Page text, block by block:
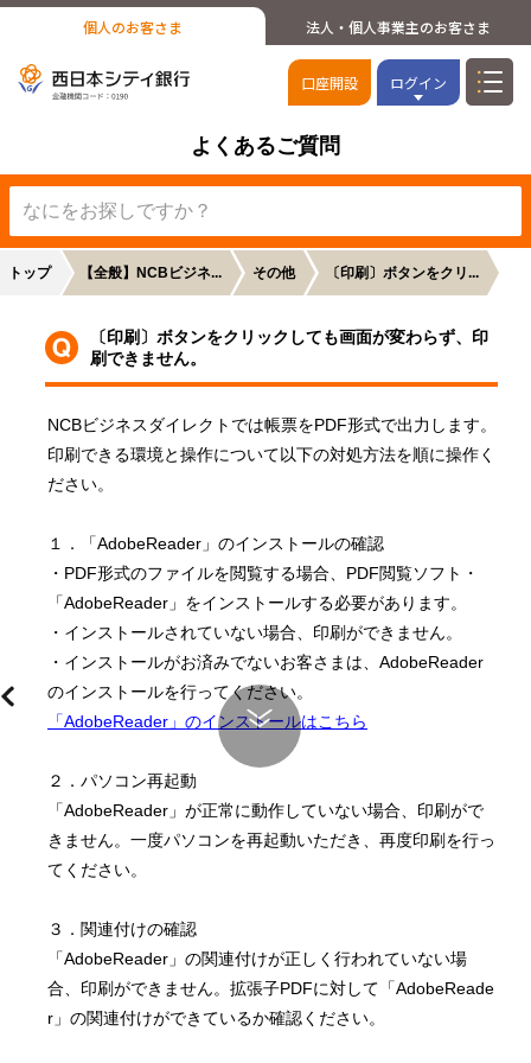
個人のお客さま 法人・個人事業主のお客さま
口座開設 ログイン
よくあるご質問
トップ 【全般】NCBビジネ... その他 〔印刷〕ボタンをクリ...
〔印刷〕ボタンをクリックしても画面が変わらず、印
刷できません。
NCBビジネスダイレクトでは帳票をPDF形式で出力します。
印刷できる環境と操作について以下の対処方法を順に操作く
ださい。
１．「AdobeReader」のインストールの確認
・PDF形式のファイルを閲覧する場合、PDF閲覧ソフト・
「AdobeReader」をインストールする必要があります。
・インストールされていない場合、印刷ができません。
・インストールがお済みでないお客さまは、AdobeReader
のインストールを行ってください。
「AdobeReader」のインストールはこちら
２．パソコン再起動
「AdobeReader」が正常に動作していない場合、印刷がで
きません。一度パソコンを再起動いただき、再度印刷を行っ
てください。
３．関連付けの確認
「AdobeReader」の関連付けが正しく行われていない場
合、印刷ができません。拡張子PDFに対して「AdobeReade
r」の関連付けができているか確認ください。